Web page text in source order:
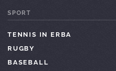
SPORT
TENNIS IN ERBA
RUGBY
BASEBALL